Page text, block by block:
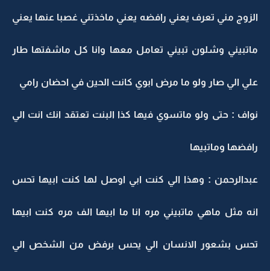
الزوج مني تعرف يعني رافضه يعني ماخذتني غصبا عنها يعني
ماتبيني وشلون تبيني تعامل معها وانا كل ماشفتها طار
علي الي صار ولو ما مرض ابوي كانت الحين في احضان رامي
نواف : حتى ولو ماتسوي فيها كذا البنت تعتقد انك انت الي
رافضها وماتبيها
عبدالرحمن : وهذا الي كنت ابي اوصل لها كنت ابيها تحس
انه مثل ماهي ماتبيني مره انا ما ابيها الف مره كنت ابيها
تحس بشعور الانسان الي يحس برفض من الشخص الي